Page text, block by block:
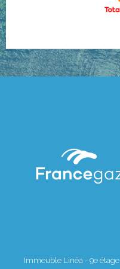
Immeuble Linéa - 9e étage